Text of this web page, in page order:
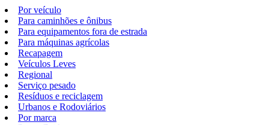
Por veículo
Para caminhões e ônibus
Para equipamentos fora de estrada
Para máquinas agrícolas
Recapagem
Veículos Leves
Regional
Serviço pesado
Resíduos e reciclagem
Urbanos e Rodoviários
Por marca